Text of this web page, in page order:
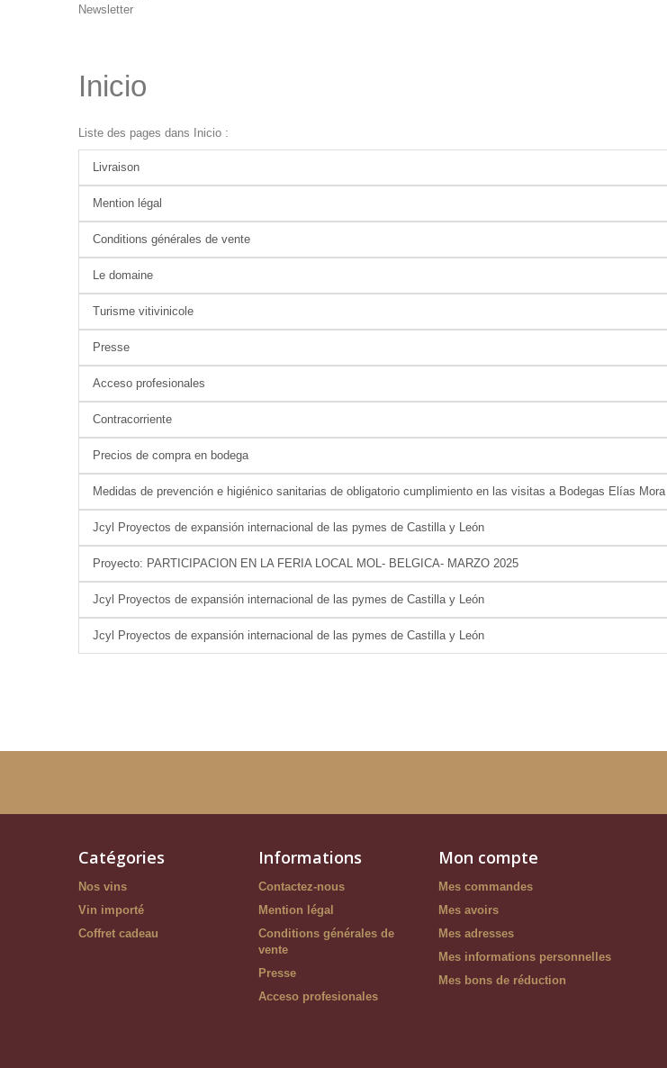
Newsletter
Inicio
Liste des pages dans Inicio :
Livraison
Mention légal
Conditions générales de vente
Le domaine
Turisme vitivinicole
Presse
Acceso profesionales
Contracorriente
Precios de compra en bodega
Medidas de prevención e higiénico sanitarias de obligatorio cumplimiento en las visitas a Bodegas Elías Mora
Jcyl Proyectos de expansión internacional de las pymes de Castilla y León
Proyecto: PARTICIPACION EN LA FERIA LOCAL MOL- BELGICA- MARZO 2025
Jcyl Proyectos de expansión internacional de las pymes de Castilla y León
Jcyl Proyectos de expansión internacional de las pymes de Castilla y León
Catégories
Nos vins
Vin importé
Coffret cadeau
Informations
Contactez-nous
Mention légal
Conditions générales de
vente
Presse
Acceso profesionales
Mon compte
Mes commandes
Mes avoirs
Mes adresses
Mes informations personnelles
Mes bons de réduction